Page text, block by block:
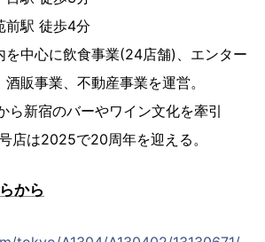
徒歩4分
を中心に飲食事業(24店舗)、エンター
販事業、不動産事業を運営。
のバーやワイン文化を牽引
で20周年を迎える。
から